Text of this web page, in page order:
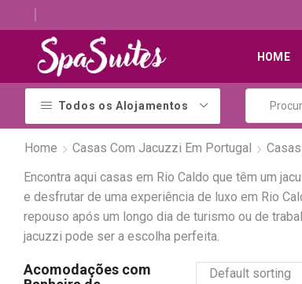
HOME
Todos os Alojamentos
Home Casas Com Jacuzzi Em Portugal
Encontra aqui casas em Rio Caldo que têm um
e desfrutar de uma experiência de luxo em Rio
repouso após um longo dia de turismo ou de
jacuzzi pode ser a escolha perfeita.
Acomodações com